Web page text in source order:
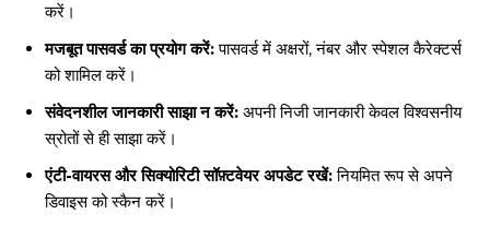
करें।
मजबूत पासवर्ड का प्रयोग करें:पासवर्ड में अक्षरों, नंबर और स्पेशल कैरेक्टर्स
को शामिल करें।
संवेदनशील जानकारी साझा न करें: अपनी निजी जानकारी केवल विश्वसनीय
स्रोतों से ही साझा करें।
एंटी-वायरस और सिक्योरिटी सॉफ़्टवेयर अपडेट रखें:नियमित रूप से अपने
डिवाइस को स्कैन करें।